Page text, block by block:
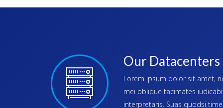
Our Datacenters
Lorem ipsum dolor sit amet,
mei oblique tacimates
interpretaris. Suas quodsi